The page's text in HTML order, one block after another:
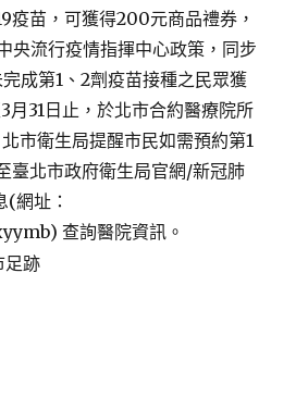
疫苗，可獲得200元商品禮券，
央流行疫情指揮中心政策，同步
成第1、2劑疫苗接種之民眾獲
31日止，於北市合約醫療院所
市衛生局提醒市民如需預約第1
臺北市政府衛生局官網/新冠肺
網址：
查詢醫院資訊。